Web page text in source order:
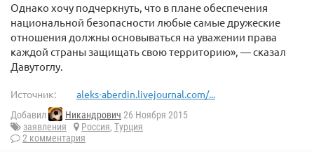
Однако хочу подчеркнуть, что в плане обеспечения
национальной безопасности любые самые дружеские
отношения должны основываться на уважении права
каждой страны защищать свою территорию», — сказал
Давутоглу.
Источник: aleks-aberdin.livejournal.com/...
Добавил Никандрович 26 Ноября 2015
заявления
Россия, Турция
2 комментария